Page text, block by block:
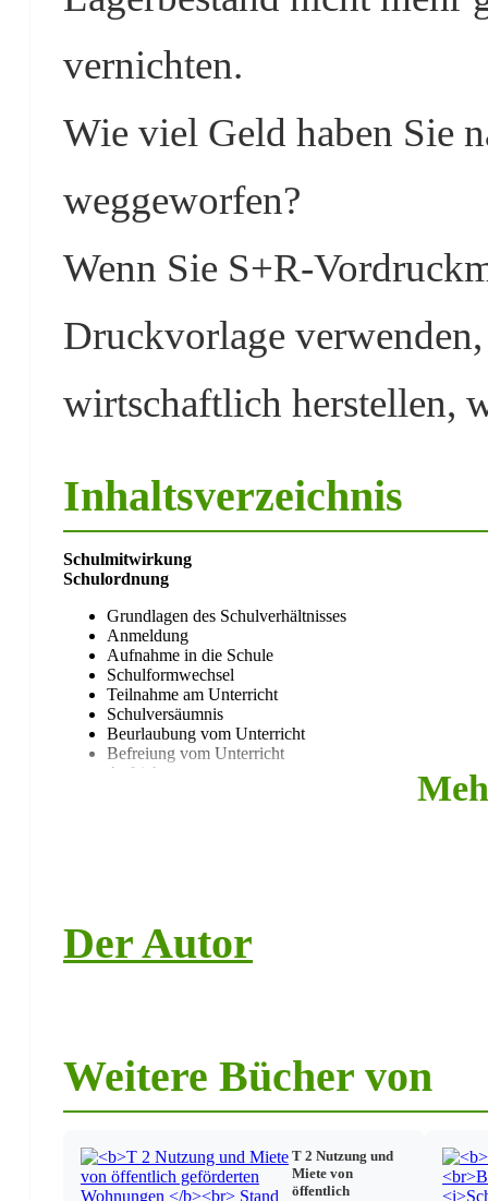
vernichten.
Wie viel Geld haben Sie
weggeworfen?
Wenn Sie S+R-
Druckvorlage
wirtschaftlich herstellen,
Inhaltsverzeichnis
Schulmitwirkung
Schulordnung
Grundlagen des Schulverhältnisses
Anmeldung
Aufnahme in die Schule
Schulformwechsel
Teilnahme am Unterricht
Schulversäumnis
Beurlaubung vom Unterricht
Befreiung vom Unterricht
Aufsicht
Wiederholung, Rücktritt, Vorversetzung
Nachprüfung
Übergänge – Primarstufe
Übertragbare Krankheiten
Unfallverhütung, Schülerunfallversicherung
Unterricht
Unterrichtsveranstaltungen
Der Autor
Weitere Bücher von
T 2 Nutzung und
Miete von
öffentlich